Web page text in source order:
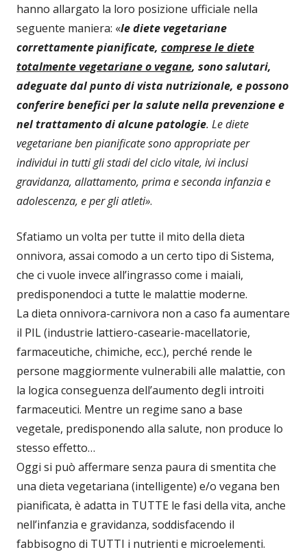
hanno allargato la loro posizione ufficiale nella
seguente maniera: «le diete vegetariane
correttamente pianificate, comprese le diete
totalmente vegetariane o vegane, sono salutari,
adeguate dal punto di vista nutrizionale, e possono
conferire benefici per la salute nella prevenzione e
nel trattamento di alcune patologie. Le diete
vegetariane ben pianificate sono appropriate per
individui in tutti gli stadi del ciclo vitale, ivi inclusi
gravidanza, allattamento, prima e seconda infanzia e
adolescenza, e per gli atleti».
Sfatiamo un volta per tutte il mito della dieta
onnivora, assai comodo a un certo tipo di Sistema,
che ci vuole invece all’ingrasso come i maiali,
predisponendoci a tutte le malattie moderne.
La dieta onnivora-carnivora non a caso fa aumentare
il PIL (industrie lattiero-casearie-macellatorie,
farmaceutiche, chimiche, ecc.), perché rende le
persone maggiormente vulnerabili alle malattie, con
la logica conseguenza dell’aumento degli introiti
farmaceutici. Mentre un regime sano a base
vegetale, predisponendo alla salute, non produce lo
stesso effetto…
Oggi si può affermare senza paura di smentita che
una dieta vegetariana (intelligente) e/o vegana ben
pianificata, è adatta in TUTTE le fasi della vita, anche
nell’infanzia e gravidanza, soddisfacendo il
fabbisogno di TUTTI i nutrienti e microelementi.